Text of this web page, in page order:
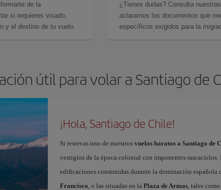
de la
si requieres visado,
y el destino de tu vuelo.
¿Tienes dudas? Consulta nuestras
aclaramos los documentos que
específicos exigidos para la
útil para volar a Santiago de
¡Hola, Santiago de Chile!
Si reservas uno de nuestros vuelos baratos a Santiago de
vestigios de la época colonial con imponentes
edificaciones construidas durante la dominación española
Francisco, o las situadas en la Plaza de Armas, tales